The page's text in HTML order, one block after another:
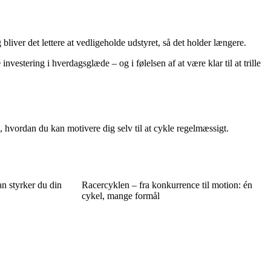
det lettere at vedligeholde udstyret, så det holder længere.
i hverdagsglæde – og i følelsen af at være klar til at trille
du kan motivere dig selv til at cykle regelmæssigt.
styrker du din
Racercyklen – fra konkurrence til motion: én
cykel, mange formål